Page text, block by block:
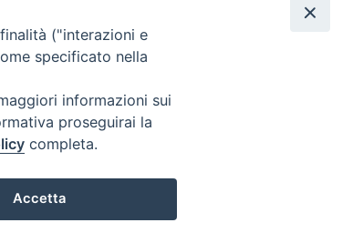
("interazioni e
specificato nella
informazioni sui
proseguirai la
completa.
Accetta